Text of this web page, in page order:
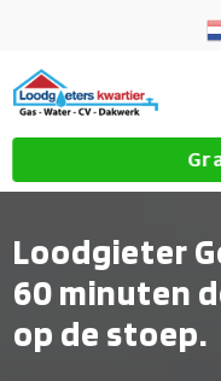
Loodgieter
60 minuten
op de stoep.